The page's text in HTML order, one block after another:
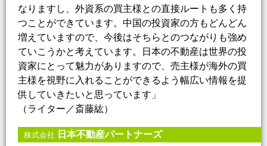
なりますし、外資系の買主様との直接ルートも多く持
つことができています。中国の投資家の方もどんどん
増えていますので、今後はそちらとのつながりも強め
ていこうかと考えています。日本の不動産は世界の投
資家にとって魅力がありますので、売主様が海外の買
主様を視野に入れることができるよう幅広い情報を提
供していきたいと思っています」
（ライター／斎藤紘）
株式会社 日本不動産パートナーズ